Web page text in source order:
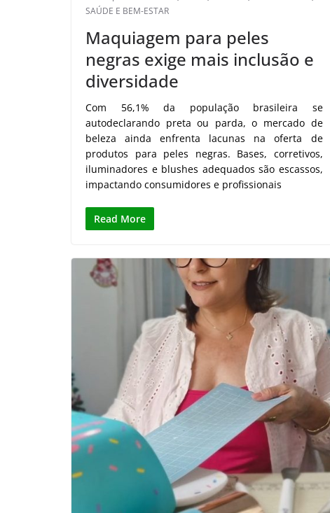
SAÚDE E BEM-ESTAR
Maquiagem para peles
negras exige mais inclusão e
diversidade
Com 56,1% da população brasileira se
autodeclarando preta ou parda, o mercado de
beleza ainda enfrenta lacunas na oferta de
produtos para peles negras. Bases, corretivos,
iluminadores e blushes adequados são escassos,
impactando consumidores e profissionais
Read More